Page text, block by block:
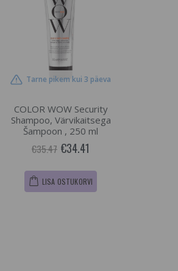
Tarne pikem kui 3 päeva
COLOR WOW Security
Shampoo, Värvikaitsega
Šampoon , 250 ml
€35.47 €34.41
LISA OSTUKORVI